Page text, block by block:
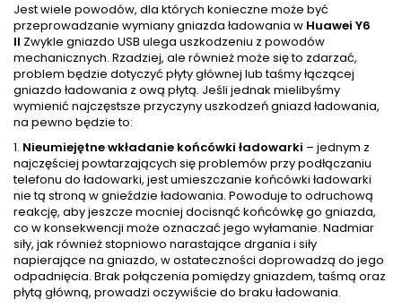
Jest wiele powodów, dla których konieczne może być
przeprowadzanie wymiany gniazda ładowania w Huawei Y6
II Zwykle gniazdo USB ulega uszkodzeniu z powodów
mechanicznych. Rzadziej, ale również może się to zdarzać,
problem będzie dotyczyć płyty głównej lub taśmy łączącej
gniazdo ładowania z ową płytą. Jeśli jednak mielibyśmy
wymienić najczęstsze przyczyny uszkodzeń gniazd ładowania,
na pewno będzie to:
1. Nieumiejętne wkładanie końcówki ładowarki – jednym z
najczęściej powtarzających się problemów przy podłączaniu
telefonu do ładowarki, jest umieszczanie końcówki ładowarki
nie tą stroną w gnieździe ładowania. Powoduje to odruchową
reakcję, aby jeszcze mocniej docisnąć końcówkę go gniazda,
co w konsekwencji może oznaczać jego wyłamanie. Nadmiar
siły, jak również stopniowo narastające drgania i siły
napierające na gniazdo, w ostateczności doprowadzą do jego
odpadnięcia. Brak połączenia pomiędzy gniazdem, taśmą oraz
płytą główną, prowadzi oczywiście do braku ładowania.